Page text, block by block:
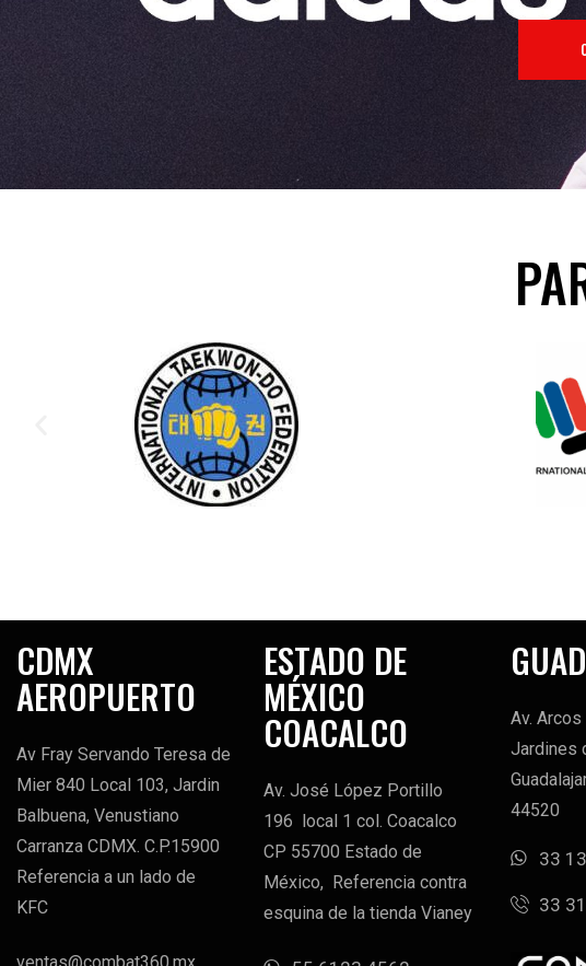
CDMX
AEROPUERTO
Av Fray Servando Teresa de
Mier 840 Local 103, Jardin
Balbuena, Venustiano
Carranza CDMX. C.P.15900
Referencia a un lado de
KFC
ESTADO DE
MÉXICO
COACALCO
Av. José López Portillo
196 local 1 col. Coacalco
CP 55700 Estado de
México, Referencia contra
esquina de la tienda Vianey
Av. Arcos
Jardines
44520
33
33